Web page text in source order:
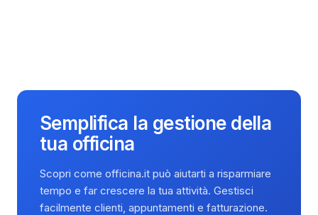
Semplifica la gestione della
tua officina
Scopri come officina.it può aiutarti a risparmiare
tempo e far crescere la tua attività. Gestisci
facilmente clienti, appuntamenti e fatturazione.